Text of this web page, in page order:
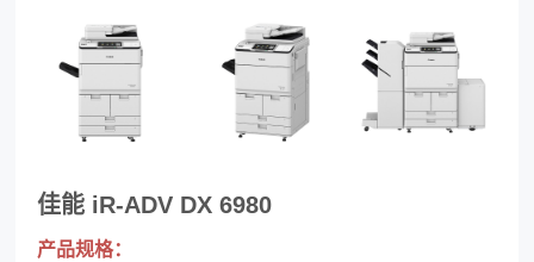
佳能 iR-ADV DX 6980
产品规格：